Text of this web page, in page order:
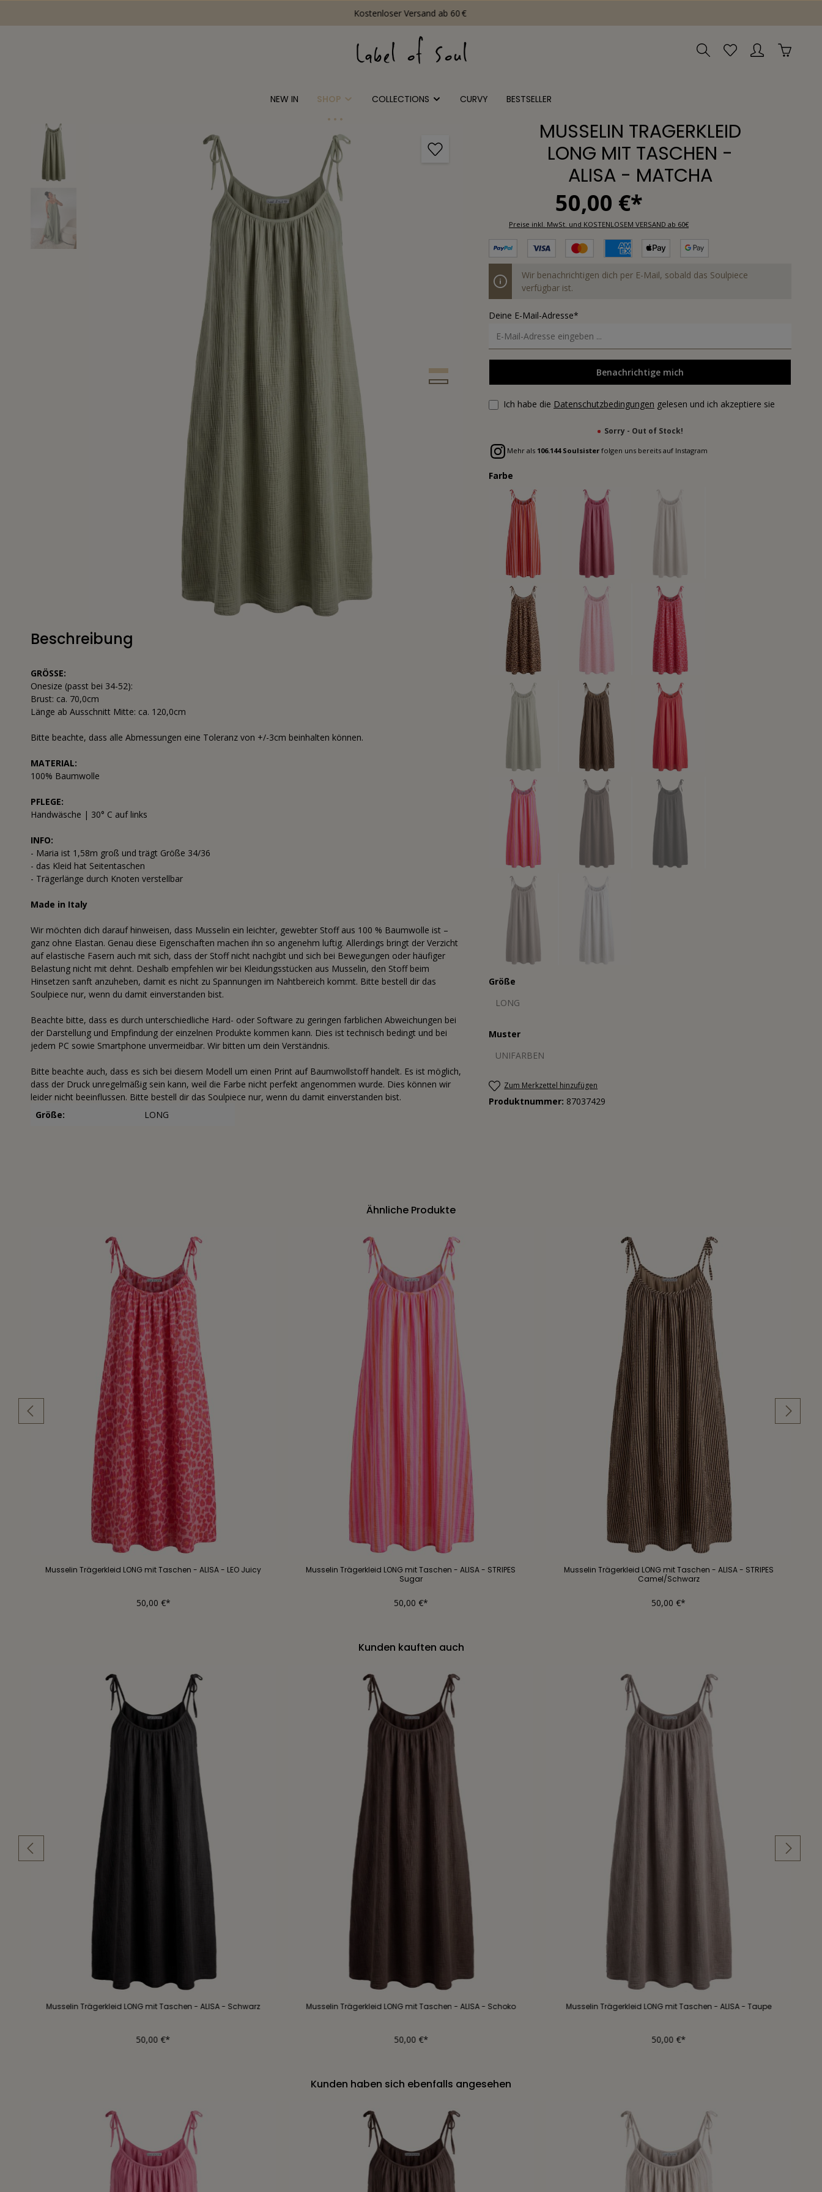
Kostenloser Versand ab 60 €
NEW IN SHOP COLLECTIONS CURVY BESTSELLER
MUSSELIN TRÄGERKLEID
LONG MIT TASCHEN -
ALISA - MATCHA
50,00 €*
Preise inkl. MwSt. und KOSTENLOSEM VERSAND ab 60€
Wir benachrichtigen dich per E-Mail, sobald das Soulpiece
verfügbar ist.
Deine E-Mail-Adresse*
Benachrichtige mich
Ich habe die Datenschutzbedingungen gelesen und ich akzeptiere sie
Sorry - Out of Stock!
Mehr als 106.144 Soulsisterfolgen uns bereits auf Instagram
Farbe
Größe
LONG
Muster
UNIFARBEN
Zum Merkzettel hinzufügen
Produktnummer: 87037429
Beschreibung
GRÖSSE:
Onesize (passt bei 34-52):
Brust: ca. 70,0cm
Länge ab Ausschnitt Mitte: ca. 120,0cm
Bitte beachte, dass alle Abmessungen eine Toleranz von +/-3cm beinhalten können.
MATERIAL:
100% Baumwolle
PFLEGE:
Handwäsche | 30° C auf links
INFO:
- Maria ist 1,58m groß und trägt Größe 34/36
- das Kleid hat Seitentaschen
- Trägerlänge durch Knoten verstellbar
Made in Italy
Wir möchten dich darauf hinweisen, dass Musselin ein leichter, gewebter Stoff aus 100 % Baumwolle ist –
ganz ohne Elastan. Genau diese Eigenschaften machen ihn so angenehm luftig. Allerdings bringt der Verzicht
auf elastische Fasern auch mit sich, dass der Stoff nicht nachgibt und sich bei Bewegungen oder häufiger
Belastung nicht mit dehnt. Deshalb empfehlen wir bei Kleidungsstücken aus Musselin, den Stoff beim
Hinsetzen sanft anzuheben, damit es nicht zu Spannungen im Nahtbereich kommt. Bitte bestell dir das
Soulpiece nur, wenn du damit einverstanden bist.
Beachte bitte, dass es durch unterschiedliche Hard- oder Software zu geringen farblichen Abweichungen bei
der Darstellung und Empfindung der einzelnen Produkte kommen kann. Dies ist technisch bedingt und bei
jedem PC sowie Smartphone unvermeidbar. Wir bitten um dein Verständnis.
Bitte beachte auch, dass es sich bei diesem Modell um einen Print auf Baumwollstoff handelt. Es ist möglich,
dass der Druck unregelmäßig sein kann, weil die Farbe nicht perfekt angenommen wurde. Dies können wir
leider nicht beeinflussen. Bitte bestell dir das Soulpiece nur, wenn du damit einverstanden bist.
Größe:
LONG
Ähnliche Produkte
Musselin Trägerkleid LONG mit Taschen - ALISA - LEO Juicy
50,00 €*
Musselin Trägerkleid LONG mit Taschen - ALISA - STRIPES
Sugar
50,00 €*
Musselin Trägerkleid LONG mit Taschen - ALISA - STRIPES
Camel/Schwarz
50,00 €*
Kunden kauften auch
Musselin Trägerkleid LONG mit Taschen - ALISA - Schwarz
50,00 €*
Musselin Trägerkleid LONG mit Taschen - ALISA - Schoko
50,00 €*
Musselin Trägerkleid LONG mit Taschen - ALISA - Taupe
50,00 €*
Kunden haben sich ebenfalls angesehen